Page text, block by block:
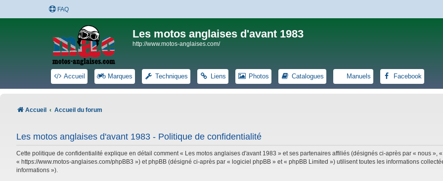
FAQ
Les motos anglaises d'avant 1983
http://www.motos-anglaises.com/
Accueil Marques Techniques Liens Photos Catalogues Manuels Facebook
Accueil Accueil du forum
Les motos anglaises d'avant 1983 - Politique de confidentialité
Cette politique de confidentialité explique en détail comment « Les motos anglaises d'avant 1983 » et ses partenaires affiliés (désignés ci-après par « nous »,
« https://www.motos-anglaises.com/phpBB3 ») et phpBB (désigné ci-après par « logiciel phpBB » et « phpBB Limited ») utilisent toutes les informations
informations »).